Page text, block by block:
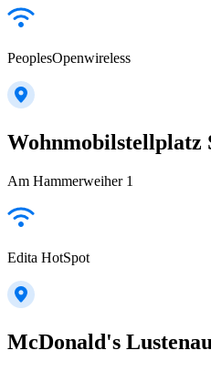
PeoplesOpenwireless
Wohnmobilstellplatz
Am Hammerweiher 1
Edita HotSpot
McDonald's Lustenau